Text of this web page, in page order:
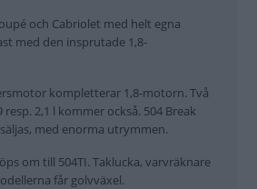
och Cabriolet med helt egna
med den insprutade 1,8-
kompletterar 1,8-motorn. Två
2,1 l kommer också. 504 Break
med enorma utrymmen.
om till 504TI. Taklucka, varvräknare
får golvväxel.